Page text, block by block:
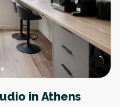
in Athens